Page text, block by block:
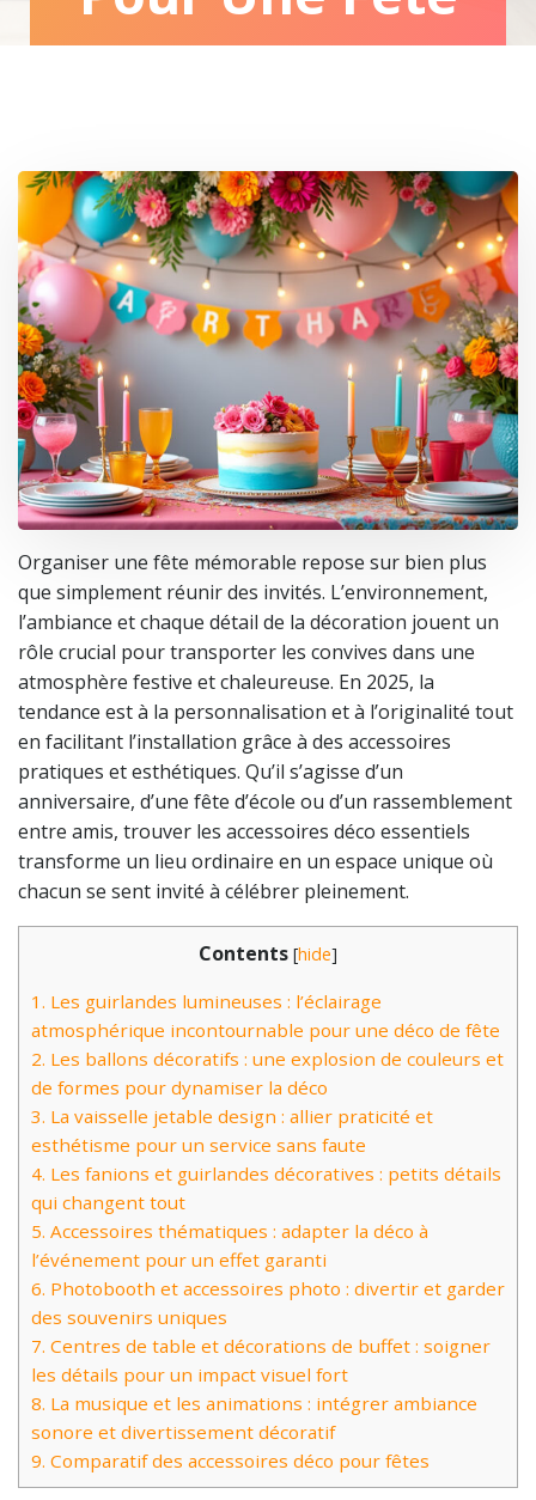
Organiser une fête mémorable repose sur bien plus
que simplement réunir des invités. L’environnement,
l’ambiance et chaque détail de la décoration jouent un
rôle crucial pour transporter les convives dans une
atmosphère festive et chaleureuse. En 2025, la
tendance est à la personnalisation et à l’originalité tout
en facilitant l’installation grâce à des accessoires
pratiques et esthétiques. Qu’il s’agisse d’un
anniversaire, d’une fête d’école ou d’un rassemblement
entre amis, trouver les accessoires déco essentiels
transforme un lieu ordinaire en un espace unique où
chacun se sent invité à célébrer pleinement.
Contents [hide]
1. Les guirlandes lumineuses : l’éclairage
atmosphérique incontournable pour une déco de fête
2. Les ballons décoratifs : une explosion de couleurs et
de formes pour dynamiser la déco
3. La vaisselle jetable design : allier praticité et
esthétisme pour un service sans faute
4. Les fanions et guirlandes décoratives : petits détails
qui changent tout
5. Accessoires thématiques : adapter la déco à
l’événement pour un effet garanti
6. Photobooth et accessoires photo : divertir et garder
des souvenirs uniques
7. Centres de table et décorations de buffet : soigner
les détails pour un impact visuel fort
8. La musique et les animations : intégrer ambiance
sonore et divertissement décoratif
9. Comparatif des accessoires déco pour fêtes